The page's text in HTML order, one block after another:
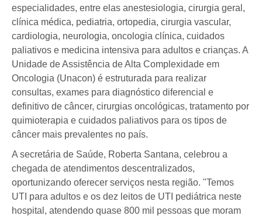
especialidades, entre elas anestesiologia, cirurgia geral,
clínica médica, pediatria, ortopedia, cirurgia vascular,
cardiologia, neurologia, oncologia clínica, cuidados
paliativos e medicina intensiva para adultos e crianças. A
Unidade de Assistência de Alta Complexidade em
Oncologia (Unacon) é estruturada para realizar
consultas, exames para diagnóstico diferencial e
definitivo de câncer, cirurgias oncológicas, tratamento por
quimioterapia e cuidados paliativos para os tipos de
câncer mais prevalentes no país.
A secretária de Saúde, Roberta Santana, celebrou a
chegada de atendimentos descentralizados,
oportunizando oferecer serviços nesta região. "Temos
UTI para adultos e os dez leitos de UTI pediátrica neste
hospital, atendendo quase 800 mil pessoas que moram